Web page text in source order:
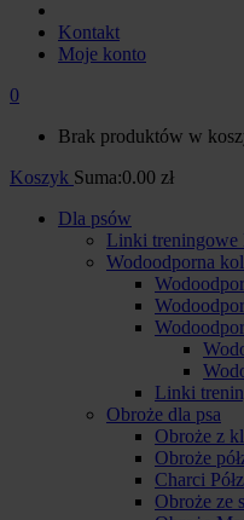
Kontakt
Moje konto
0
Brak produktów w
Koszyk Suma:0.00 zł
Dla psów
Linki
Wodoodporna
Linki
Obroże dla psa
Obroże z
Obroże
Charci
Obroże ze